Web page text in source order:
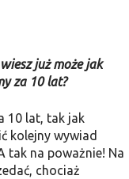
już może jak
za 10 lat?
10 lat, tak jak
kolejny wywiad
tak na poważnie! Na
chociaż